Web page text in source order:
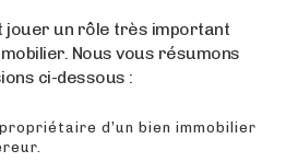
jouer un rôle très important
Nous vous résumons
ci-dessous :
d’un bien immobilier